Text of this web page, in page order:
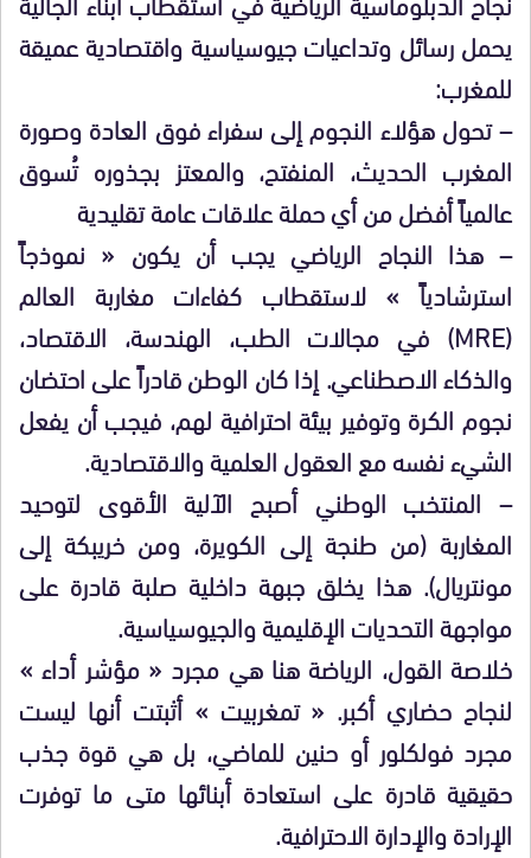
يحمل رسائل وتداعيات جيوسياسية واقتصادية عميقة
للمغرب:
– تحول هؤلاء النجوم إلى سفراء فوق العادة وصورة
المغرب الحديث، المنفتح، والمعتز بجذوره تُسوق
عالمياً أفضل من أي حملة علاقات عامة تقليدية
– هذا النجاح الرياضي يجب أن يكون « نموذجاً
استرشادياً » لاستقطاب كفاءات مغاربة العالم
(MRE) في مجالات الطب، الهندسة، الاقتصاد،
والذكاء الاصطناعي. إذا كان الوطن قادراً على احتضان
نجوم الكرة وتوفير بيئة احترافية لهم، فيجب أن يفعل
الشيء نفسه مع العقول العلمية والاقتصادية.
– المنتخب الوطني أصبح الآلية الأقوى لتوحيد
المغاربة (من طنجة إلى الكويرة، ومن خريبكة إلى
مونتريال). هذا يخلق جبهة داخلية صلبة قادرة على
مواجهة التحديات الإقليمية والجيوسياسية.
خلاصة القول، الرياضة هنا هي مجرد « مؤشر أداء »
لنجاح حضاري أكبر. « تمغربيت » أثبتت أنها ليست
مجرد فولكلور أو حنين للماضي، بل هي قوة جذب
حقيقية قادرة على استعادة أبنائها متى ما توفرت
الإرادة والإدارة الاحترافية.